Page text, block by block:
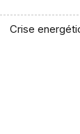
Crise